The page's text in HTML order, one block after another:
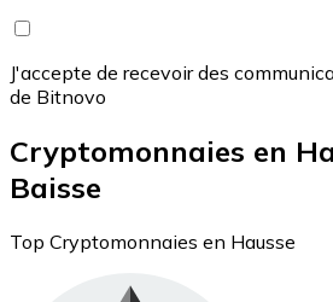
J'accepte de recevoir des
de Bitnovo
Cryptomonnaies en
Baisse
Top Cryptomonnaies en Hausse